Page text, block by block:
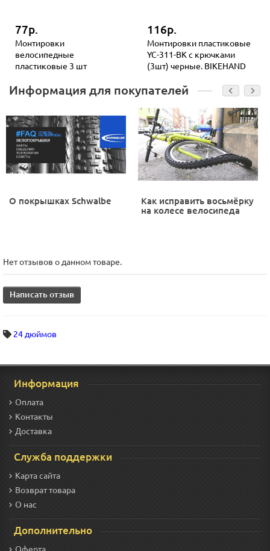
77р.
Монтировки
велосипедные
пластиковые 3 шт
116р.
Монтировки пластиковые
YC-311-BK с крючками
(3шт) черные. BIKEHAND
Информация для покупателей
О покрышках Schwalbe
Как исправить восьмёрку
на колесе велосипеда
Нет отзывов о данном товаре.
Написать отзыв
24 дюймов
Информация
Оплата
Контакты
Доставка
Служба поддержки
Карта сайта
Возврат товара
О нас
Дополнительно